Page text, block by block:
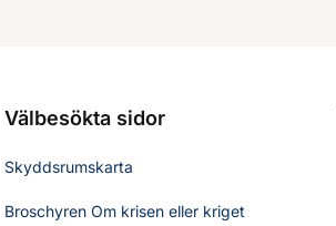
Välbesökta sidor
Skyddsrumskarta
Broschyren Om krisen eller kriget